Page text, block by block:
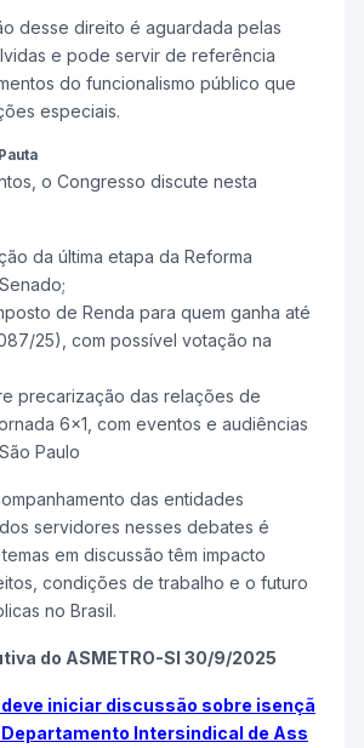
desse direito é aguardada pelas
e pode servir de referência
do funcionalismo público que
especiais.
o Congresso discute nesta
da última etapa da Reforma
de Renda para quem ganha até
25), com possível votação na
precarização das relações de
6x1, com eventos e audiências
Paulo
das entidades
servidores nesses debates é
em discussão têm impacto
condições de trabalho e o futuro
no Brasil.
do ASMETRO-SI 30/9/2025
iniciar discussão sobre isençã
Departamento Intersindical de Ass